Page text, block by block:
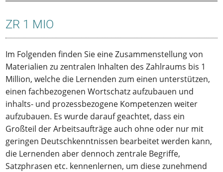
ZR 1 MIO
Im Folgenden finden Sie eine Zusammenstellung von
Materialien zu zentralen Inhalten des Zahlraums bis 1
Million, welche die Lernenden zum einen unterstützen,
einen fachbezogenen Wortschatz aufzubauen und
inhalts- und prozessbezogene Kompetenzen weiter
aufzubauen. Es wurde darauf geachtet, dass ein
Großteil der Arbeitsaufträge auch ohne oder nur mit
geringen Deutschkenntnissen bearbeitet werden kann,
die Lernenden aber dennoch zentrale Begriffe,
Satzphrasen etc. kennenlernen, um diese zunehmend